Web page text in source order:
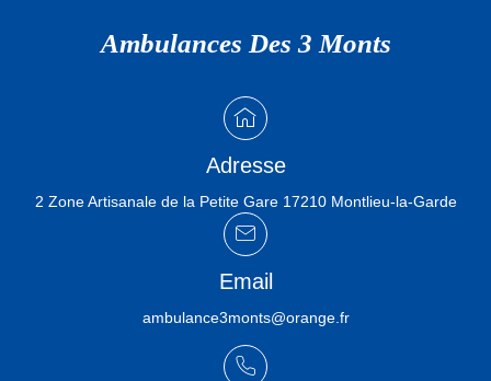
Ambulances Des 3 Monts
Adresse
2 Zone Artisanale de la Petite Gare 17210 Montlieu-la-Garde
Email
ambulance3monts@orange.fr